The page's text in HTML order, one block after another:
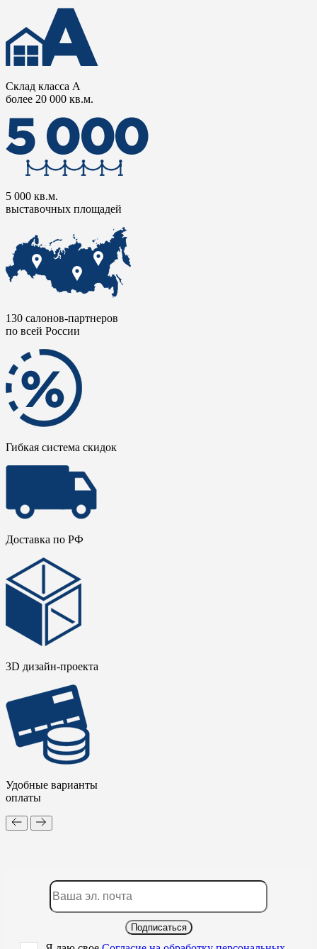
Склад класса А
более 20 000 кв.м.
5 000 кв.м.
выставочных площадей
130 салонов-партнеров
по всей России
Гибкая система скидок
Доставка по РФ
3D дизайн-проекта
Удобные варианты
оплаты
Подписаться